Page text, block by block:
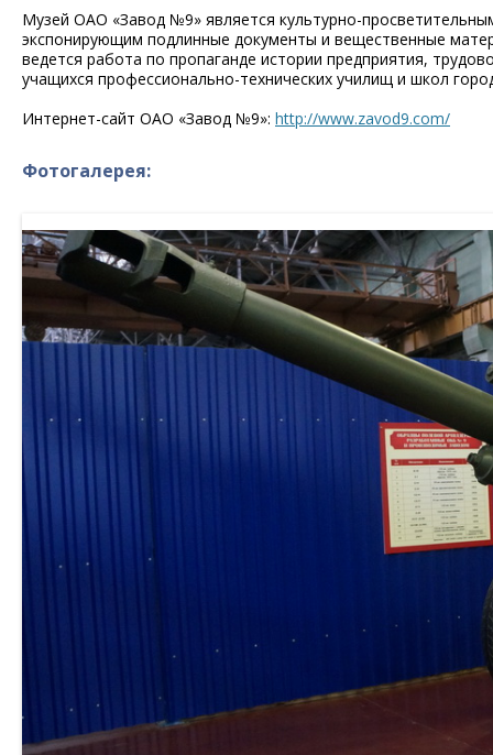
Музей ОАО «Завод №9» является культурно-
экспонирующим подлинные документы и вещественные
ведется работа по пропаганде истории предприятия,
учащихся профессионально-технических училищ и школ
Интернет-сайт ОАО «Завод №9»: http://www.zavod9.com/
Фотогалерея: